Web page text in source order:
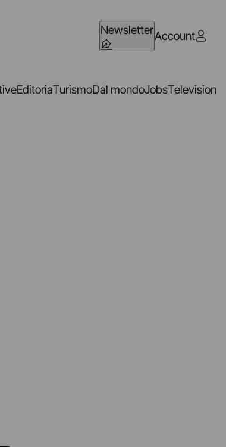
NewsletterAccount
EditoriaTurismoDal mondoJobsTelevision